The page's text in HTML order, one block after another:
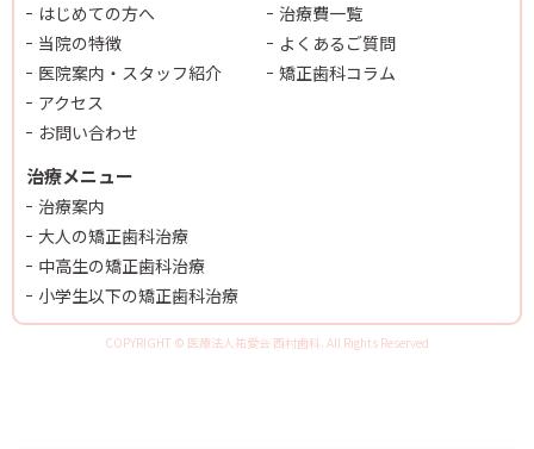
はじめての方へ
当院の特徴
医院案内・スタッフ紹介
治療費一覧
よくあるご質問
矯正歯科コラム
アクセス
お問い合わせ
治療メニュー
治療案内
大人の矯正歯科治療
中高生の矯正歯科治療
小学生以下の矯正歯科治療
COPYRIGHT © 医療法人祐愛会 西村歯科. All Rights Reserved